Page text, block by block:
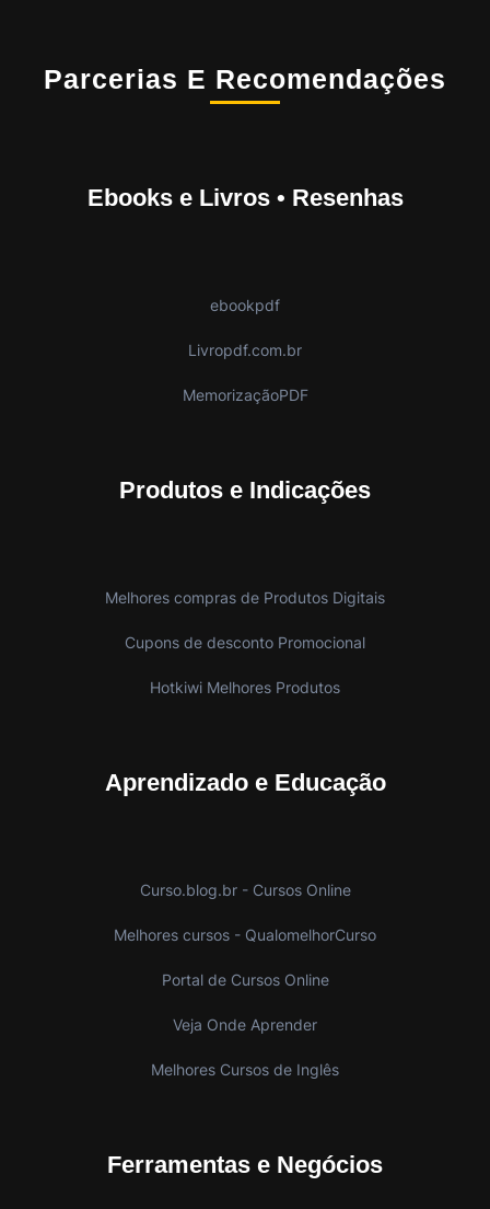
Parcerias E Recomendações
Ebooks e Livros • Resenhas
ebookpdf
Livropdf.com.br
MemorizaçãoPDF
Produtos e Indicações
Melhores compras de Produtos Digitais
Cupons de desconto Promocional
Hotkiwi Melhores Produtos
Aprendizado e Educação
Curso.blog.br - Cursos Online
Melhores cursos - QualomelhorCurso
Portal de Cursos Online
Veja Onde Aprender
Melhores Cursos de Inglês
Ferramentas e Negócios